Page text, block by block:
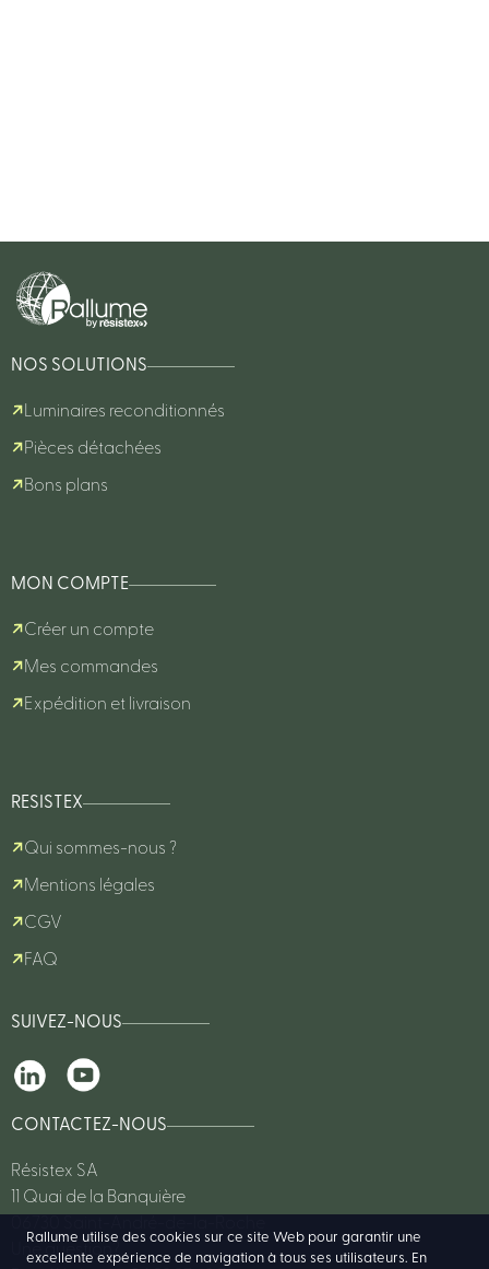
Rallume utilise des cookies sur ce site Web pour garantir une
excellente expérience de navigation à tous ses utilisateurs. En
NOS SOLUTIONS
Luminaires reconditionnés
Pièces détachées
Bons plans
MON COMPTE
Créer un compte
Mes commandes
Expédition et livraison
RESISTEX
Qui sommes-nous ?
Mentions légales
CGV
FAQ
SUIVEZ-NOUS
CONTACTEZ-NOUS
Résistex SA
11 Quai de la Banquière
Une question?